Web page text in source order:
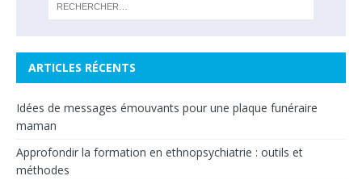
ARTICLES RÉCENTS
Idées de messages émouvants pour une plaque funéraire
maman
Approfondir la formation en ethnopsychiatrie : outils et
méthodes